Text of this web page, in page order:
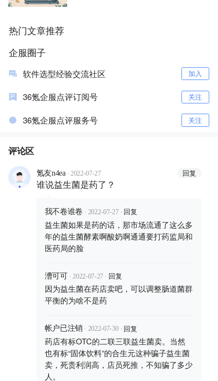
热门文章推荐
企服圈子
软件选型经验交流社区 加入
36氪企服点评订阅号 关注
36氪企服点评服务号 关注
评论区
氪友n4ea · 2022-07-27 回复
谁说益生菌是药了？
我不卷谁卷 · 2022-07-27 · 回复
益生菌如果是药的话，那市场流通了这么多
年的益生菌酵素啊酸奶啊通通要打药监局和
医药局的脸
漕可可 · 2022-07-27 · 回复
因为益生菌在药店卖吧，可以调整肠道菌群
平衡的为啥不是药
帐户已注销 · 2022-07-30 · 回复
药店有标OTC的二联三联益生菌卖。当然
也有标“固体饮料”的合生元这种骗子益生菌
卖，死贵利润高，店员死推，不知骗了多少
人。